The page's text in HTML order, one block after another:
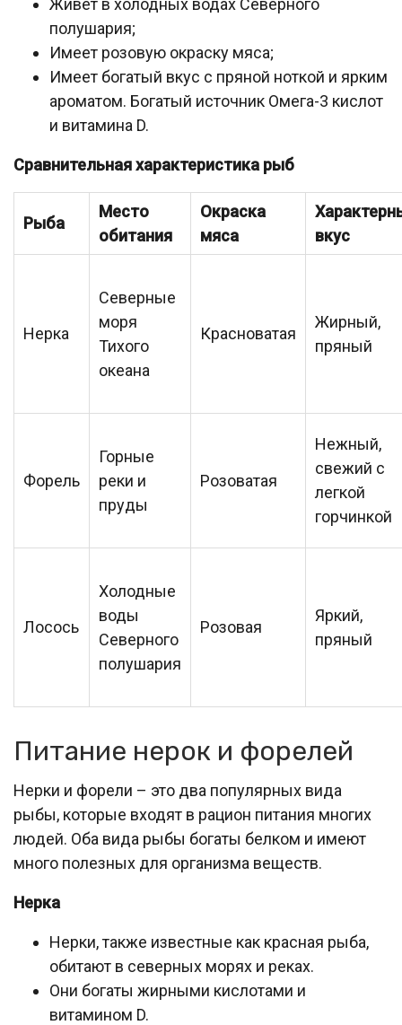
Живет в холодных водах Северного
полушария;
Имеет розовую окраску мяса;
Имеет богатый вкус с пряной ноткой и ярким
ароматом. Богатый источник Омега-3 кислот
и витамина D.
Сравнительная характеристика рыб
Рыба
Место
обитания
Окраска
мяса
вкус
Нерка
Северные
моря
Тихого
океана
Красноватая
Жирный,
пряный
Форель
Горные
реки и
пруды
Розоватая
Нежный,
свежий с
легкой
горчинкой
Лосось
Холодные
воды
Северного
полушария
Розовая
Яркий,
пряный
Питание нерок и форелей
Нерки и форели – это два популярных вида
рыбы, которые входят в рацион питания многих
людей. Оба вида рыбы богаты белком и имеют
много полезных для организма веществ.
Нерка
Нерки, также известные как красная рыба,
обитают в северных морях и реках.
Они богаты жирными кислотами и
витамином D.